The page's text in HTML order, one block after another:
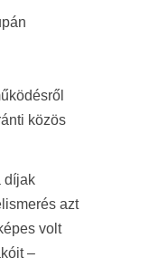
közös
díjak
azt
volt
–